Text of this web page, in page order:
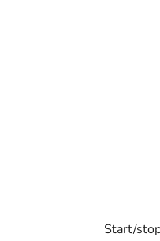
Start/